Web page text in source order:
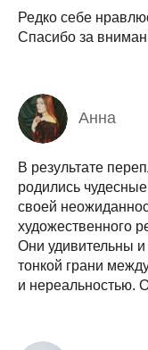
Редко себе
Спасибо за
Анна
В результате
родились
своей
художественного
Они удивительны и
тонкой грани
и нереальностью.